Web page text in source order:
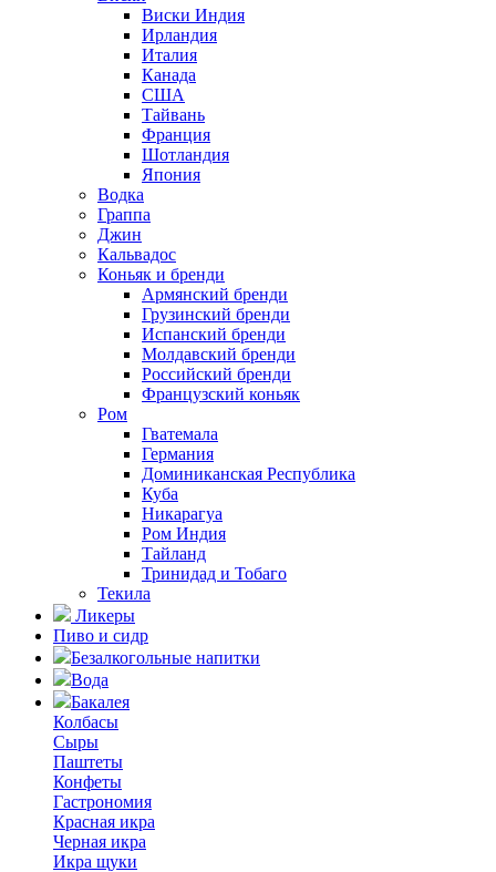
Виски Индия
Ирландия
Италия
Канада
США
Тайвань
Франция
Шотландия
Япония
Водка
Граппа
Джин
Кальвадос
Коньяк и бренди
Армянский бренди
Грузинский бренди
Испанский бренди
Молдавский бренди
Российский бренди
Французский коньяк
Ром
Гватемала
Германия
Доминиканская Республика
Куба
Никарагуа
Ром Индия
Тайланд
Тринидад и Тобаго
Текила
Ликеры
Пиво и сидр
Безалкогольные напитки
Вода
Бакалея
Колбасы
Сыры
Паштеты
Конфеты
Гастрономия
Красная икра
Черная икра
Икра щуки